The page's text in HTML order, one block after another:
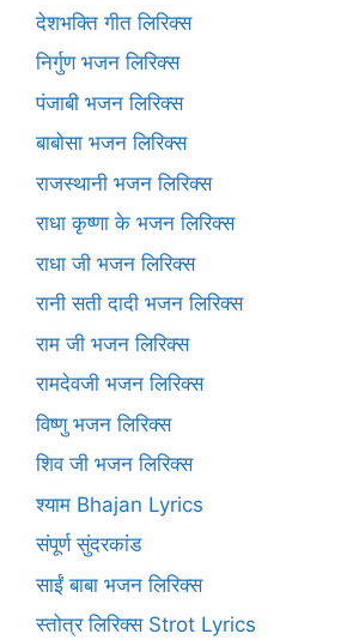
देशभक्ति गीत लिरिक्स
निर्गुण भजन लिरिक्स
पंजाबी भजन लिरिक्स
बाबोसा भजन लिरिक्स
राजस्थानी भजन लिरिक्स
राधा कृष्णा के भजन लिरिक्स
राधा जी भजन लिरिक्स
रानी सती दादी भजन लिरिक्स
राम जी भजन लिरिक्स
रामदेवजी भजन लिरिक्स
विष्णु भजन लिरिक्स
शिव जी भजन लिरिक्स
श्याम Bhajan Lyrics
संपूर्ण सुंदरकांड
साईं बाबा भजन लिरिक्स
स्तोत्र लिरिक्स Strot Lyrics